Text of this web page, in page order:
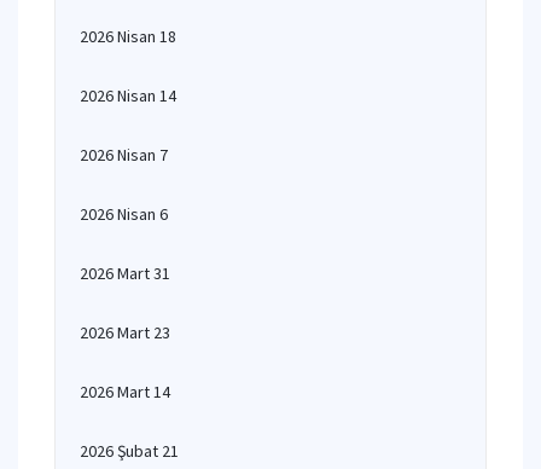
2026 Nisan 18
2026 Nisan 14
2026 Nisan 7
2026 Nisan 6
2026 Mart 31
2026 Mart 23
2026 Mart 14
2026 Şubat 21